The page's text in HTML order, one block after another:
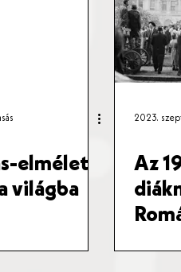
elmélet
világba
2023.
Az